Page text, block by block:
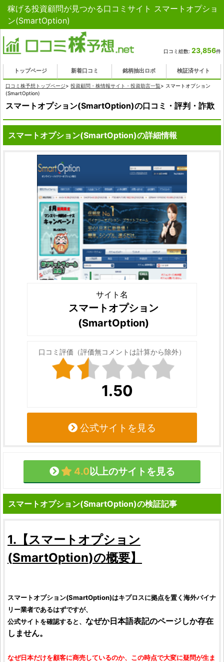
稼げる投資顧問が見つかる口コミサイト スマートオプショ
ン(SmartOption)
口コミ総数: 23,856件
トップページ 新着口コミ 銘柄抽出ロボ 検証済サイト
口コミ株予想トップページ> 投資顧問・株情報サイト・投資助言一覧> スマートオプション
(SmartOption)
スマートオプション(SmartOption)の口コミ・評判・詐欺
スマートオプション(SmartOption)の詳細情報
サイト名
スマートオプション
(SmartOption)
口コミ評価（評価無コメントは計算から除外）
1.50
公式サイトを見る
4.0以上のサイトを見る
スマートオプション(SmartOption)の検証記事
1.【スマートオプション
(SmartOption)の概要】
スマートオプション(SmartOption)はキプロスに拠点を置く海外バイナ
リー業者であるはずですが、
公式サイトを確認すると、 なぜか日本語表記のページしか存在
しません。
なぜ日本だけを顧客に商売しているのか、この時点で大変に疑問が生ま